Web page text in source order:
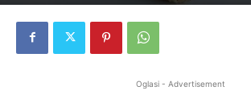
Oglasi - Advertisement